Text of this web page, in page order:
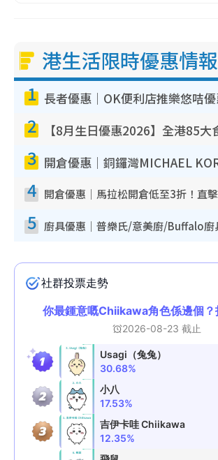
港生活限時優惠情報
1
2
3
4
5